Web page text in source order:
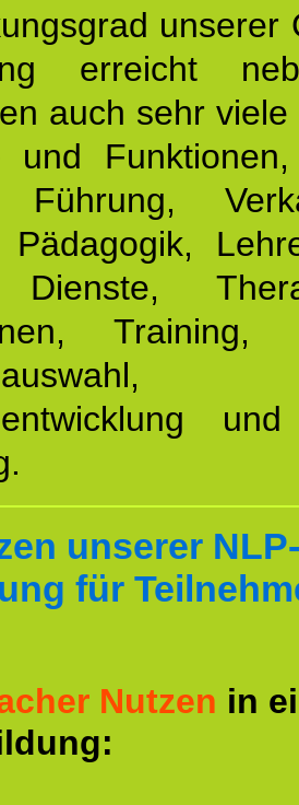
unserer
erreicht
auch sehr
und
Führung,
Pädagogik,
Dienste,
Training,
unserer
für
Nutzen in